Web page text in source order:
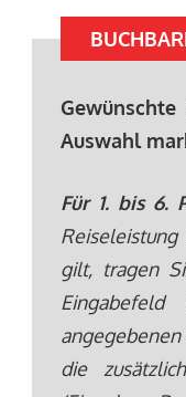
Auswahl
Für 1. bis 6.
Reiseleistung
gilt, tragen
die